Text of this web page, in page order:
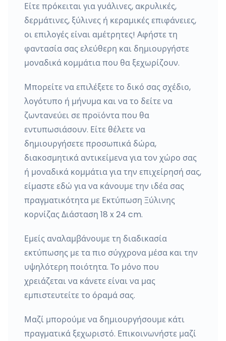
Είτε πρόκειται για γυάλινες, ακρυλικές,
δερμάτινες, ξύλινες ή κεραμικές επιφάνειες,
οι επιλογές είναι αμέτρητες! Αφήστε τη
φαντασία σας ελεύθερη και δημιουργήστε
μοναδικά κομμάτια που θα ξεχωρίζουν.
Μπορείτε να επιλέξετε το δικό σας σχέδιο,
λογότυπο ή μήνυμα και να το δείτε να
ζωντανεύει σε προϊόντα που θα
εντυπωσιάσουν. Είτε θέλετε να
δημιουργήσετε προσωπικά δώρα,
διακοσμητικά αντικείμενα για τον χώρο σας
ή μοναδικά κομμάτια για την επιχείρησή σας,
είμαστε εδώ για να κάνουμε την ιδέα σας
πραγματικότητα με Εκτύπωση Ξύλινης
κορνίζας Διάσταση 18 x 24 cm.
Εμείς αναλαμβάνουμε τη διαδικασία
εκτύπωσης με τα πιο σύγχρονα μέσα και την
υψηλότερη ποιότητα. Το μόνο που
χρειάζεται να κάνετε είναι να μας
εμπιστευτείτε το όραμά σας.
Μαζί μπορούμε να δημιουργήσουμε κάτι
πραγματικά ξεχωριστό. Επικοινωνήστε μαζί